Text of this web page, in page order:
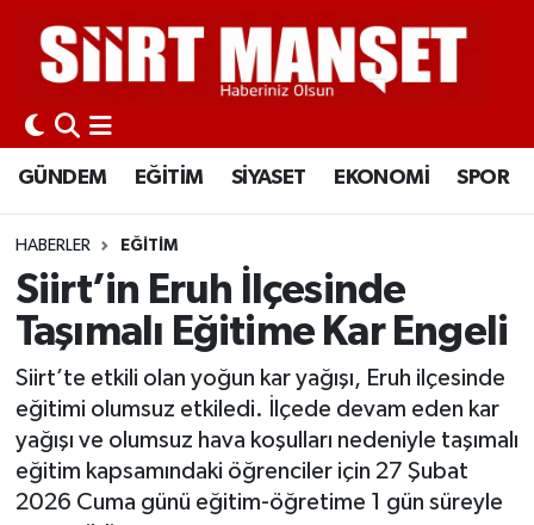
GÜNDEM EĞİTİM SİYASET EKONOMİ SPOR
HABERLER EĞİTİM
Siirt’in Eruh İlçesinde
Taşımalı Eğitime Kar Engeli
Siirt’te etkili olan yoğun kar yağışı, Eruh ilçesinde
eğitimi olumsuz etkiledi. İlçede devam eden kar
yağışı ve olumsuz hava koşulları nedeniyle taşımalı
eğitim kapsamındaki öğrenciler için 27 Şubat
2026 Cuma günü eğitim-öğretime 1 gün süreyle
GÜNDEM
EĞİTİM
SİYASET
EKONOMİ
SPOR
KÜLTÜR-SANAT
SAĞLIK-YAŞAM
Siirt Nöbetçi Eczaneler
Siirt Hava Durumu
Siirt Namaz Vakitleri
Siirt Trafik Yoğunluk Haritası
Süper Lig Puan Durumu ve Fikstür
Tüm Manşetler
Son Dakika Haberleri
Haber Arşivi